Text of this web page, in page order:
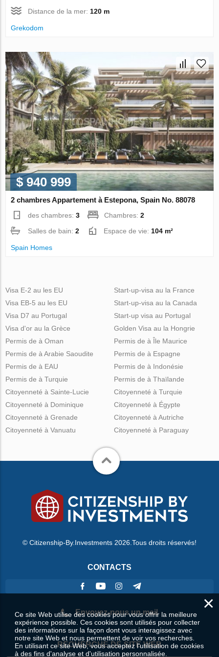
Distance de la mer: 120 m
Grekodom
$ 940 999
2 chambres Appartement à Estepona, Spain No. 88078
des chambres:3 Chambres:2
Salles de bain:2 Espace de vie: 104 m²
Spain Homes
Visa E-2 au les EU
Visa EB-5 au les EU
Visa D7 au Portugal
Visa d'or au la Grèce
Start-up-visa au la France
Start-up-visa au la Canada
Start-up visa au Portugal
Golden Visa au la Hongrie
Permis de à Oman
Permis de à Arabie Saoudite
Permis de à EAU
Permis de à Turquie
Permis de à Île Maurice
Permis de à Espagne
Permis de à Indonésie
Permis de à Thaïlande
Citoyenneté à Sainte-Lucie
Citoyenneté à Dominique
Citoyenneté à Grenade
Citoyenneté à Vanuatu
Citoyenneté à Turquie
Citoyenneté à Égypte
Citoyenneté à Autriche
Citoyenneté à Paraguay
© Citizenship-By.Investments 2026.Tous droits réservés!
CONTACTS
Envoyez-nous un mail
RECHERCHE DE SITE WEB
×
Ce site Web utilise des cookies pour vous offrir la meilleure
expérience possible. Ces cookies sont utilisés pour collecter
des informations sur la façon dont vous interagissez avec
notre site Web et nous permettent de voir vos recherches.
En utilisant ce site Web, vous acceptez l'utilisation de cookies
à des fins d'analyse et d'utilisation personnalisée.